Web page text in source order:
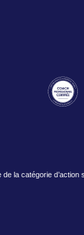
la catégorie